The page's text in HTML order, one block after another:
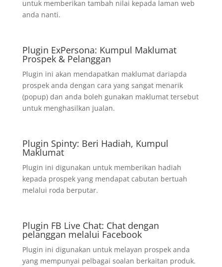
untuk memberikan tambah nilai kepada laman web
anda nanti.
Plugin ExPersona: Kumpul Maklumat
Prospek & Pelanggan
Plugin ini akan mendapatkan maklumat dariapda
prospek anda dengan cara yang sangat menarik
(popup) dan anda boleh gunakan maklumat tersebut
untuk menghasilkan jualan.
Plugin Spinty: Beri Hadiah, Kumpul
Maklumat
Plugin ini digunakan untuk memberikan hadiah
kepada prospek yang mendapat cabutan bertuah
melalui roda berputar.
Plugin FB Live Chat: Chat dengan
pelanggan melalui Facebook
Plugin ini digunakan untuk melayan prospek anda
yang mempunyai pelbagai soalan berkaitan produk.